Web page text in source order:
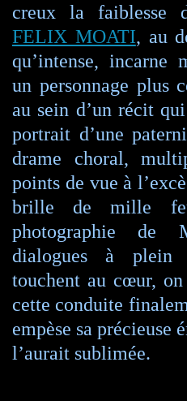
creux la faiblesse
FELIX MOATI, au
qu’intense, incarne
un personnage plus
au sein d’un récit
portrait d’une
drame choral,
points de vue à
brille de mille
photographie de
dialogues à
touchent au cœur,
cette conduite
empèse sa précieuse
l’aurait sublimée.